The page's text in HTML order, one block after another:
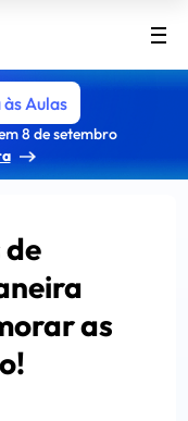
Aulas
8 de setembro
as